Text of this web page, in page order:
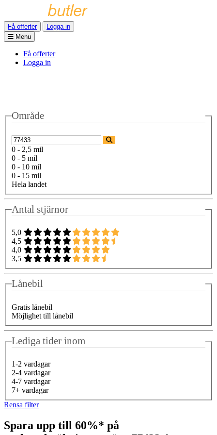
Få offerter
Logga in
Menu
Få offerter
Logga in
Område
0 - 2,5 mil
0 - 5 mil
0 - 10 mil
0 - 15 mil
Hela landet
Antal stjärnor
5,0
4,5
4,0
3,5
Lånebil
Gratis lånebil
Möjlighet till lånebil
Lediga tider inom
1-2 vardagar
2-4 vardagar
4-7 vardagar
7+ vardagar
Rensa filter
Spara upp till 60%* på